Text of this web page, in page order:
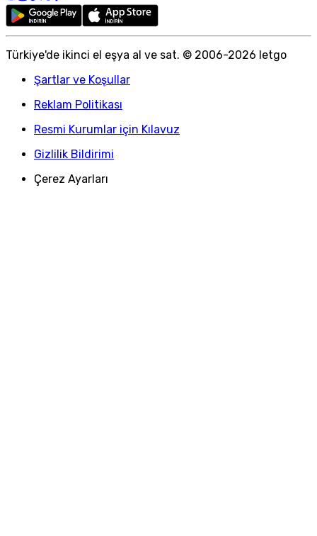
Türkiye'de ikinci el eşya al ve sat. © 2006-2026 letgo
Şartlar ve Koşullar
Reklam Politikası
Resmi Kurumlar için Kılavuz
Gizlilik Bildirimi
Çerez Ayarları